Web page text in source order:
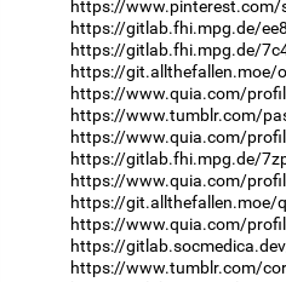
https://www.pinterest.com/
https://gitlab.fhi.mpg.de/
https://gitlab.fhi.mpg.de/
https://
https://www.quia.com/
https://www.tumblr.com/
https://www.quia.com/
https://gitlab.fhi.mpg.de/
https://www.quia.com/
https://git.allthefallen.moe/
https://www.quia.com/
https://
https://www.tumblr.com/